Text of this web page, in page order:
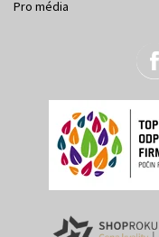
Pro média